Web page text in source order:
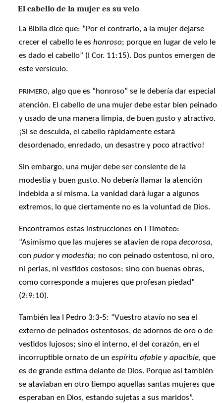
El cabello de la mujer es su velo
La Biblia dice que: “Por el contrario, a la mujer dejarse
crecer el cabello le eshonroso; porque en lugar de velo le
es dado el cabello” (I Cor. 11:15). Dos puntos emergen de
este versículo.
PRIMERO, algo que es “honroso” se le debería dar especial
atención. El cabello de una mujer debe estar bien peinado
y usado de una manera limpia, de buen gusto y atractivo.
¡Si se descuida, el cabello rápidamente estará
desordenado, enredado, un desastre y poco atractivo!
Sin embargo, una mujer debe ser consiente de la
modestia y buen gusto. No debería llamar la atención
indebida a sí misma. La vanidad dará lugar a algunos
extremos, lo que ciertamente no es la voluntad de Dios.
Encontramos estas instrucciones en I Timoteo:
“Asimismo que las mujeres se atavíen de ropadecorosa,
conpudor ymodestia; no con peinado ostentoso, ni oro,
ni perlas, ni vestidos costosos; sino con buenas obras,
como corresponde a mujeres que profesan piedad”
(2:9:10).
También lea I Pedro 3:3-5: “Vuestro atavío no sea el
externo de peinados ostentosos, de adornos de oro o de
vestidos lujosos; sino el interno, el del corazón, en el
incorruptible ornato de unespíritu afable y apacible, que
es de grande estima delante de Dios. Porque así también
se ataviaban en otro tiempo aquellas santas mujeres que
esperaban en Dios, estando sujetas a sus maridos”.